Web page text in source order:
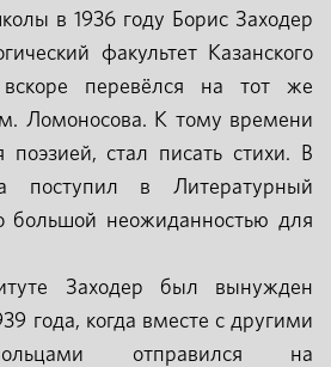
в 1936 году Борис Заходер
факультет Казанского
вскоре перевёлся на тот же
Ломоносова. К тому времени
поэзией, стал писать стихи. В
поступил в Литературный
большой неожиданностью для
Заходер был вынужден
года, когда вместе с другими
отправился на